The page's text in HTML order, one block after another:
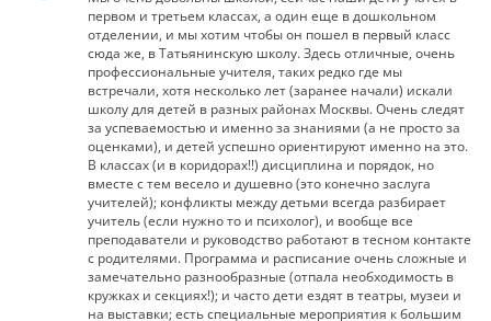
первом и третьем классах, а один еще в дошкольном
отделении, и мы хотим чтобы он пошел в первый класс
сюда же, в Татьянинскую школу. Здесь отличные, очень
профессиональные учителя, таких редко где мы
встречали, хотя несколько лет (заранее начали) искали
школу для детей в разных районах Москвы. Очень следят
за успеваемостью и именно за знаниями (а не просто за
оценками), и детей успешно ориентируют именно на это.
В классах (и в коридорах!!) дисциплина и порядок, но
вместе с тем весело и душевно (это конечно заслуга
учителей); конфликты между детьми всегда разбирает
учитель (если нужно то и психолог), и вообще все
преподаватели и руководство работают в тесном контакте
с родителями. Программа и расписание очень сложные и
замечательно разнообразные (отпала необходимость в
кружках и секциях!); и часто дети ездят в театры, музеи и
на выставки; есть специальные мероприятия к большим